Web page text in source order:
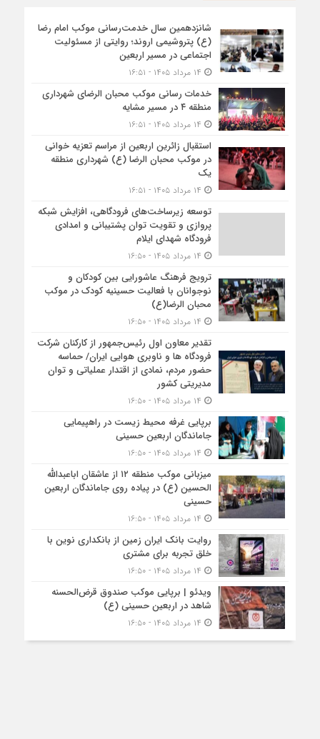
شانزدهمین سال خدمت‌رسانی موکب امام رضا
(ع) پتروشیمی اروند؛ روایتی از مسئولیت
اجتماعی در مسیر اربعین
خدمات رسانی موکب محبان الرضای شهرداری
منطقه ۴ در مسیر مشایه
استقبال زائرین اربعین از مراسم تعزیه خوانی
در موکب محبان الرضا (ع) شهرداری منطقه
یک
توسعه زیرساخت‌های فرودگاهی، افزایش شبکه
پروازی و تقویت توان پشتیبانی و امدادی
فرودگاه شهدای ایلام
ترویج فرهنگ عاشورایی بین کودکان و
نوجوانان با فعالیت حسینیه کودک در موکب
محبان الرضا(ع)
تقدیر معاون اول رئیس‌جمهور از کارکنان شرکت
فرودگاه ها و ناوبری هوایی ایران/ حماسه
حضور مردم، نمادی از اقتدار عملیاتی و توان
مدیریتی کشور
برپایی غرفه محیط زیست در راهپیمایی
جاماندگان اربعین حسینی
میزبانی موکب منطقه ۱۲ از عاشقان اباعبدالله
الحسین (ع) در پیاده روی جاماندگان اربعین
حسینی
روایت بانک ایران زمین از بانکداری نوین با
خلق تجربه برای مشتری
ویدئو | برپایی موکب صندوق قرض‌الحسنه
شاهد در اربعین حسینی (ع)